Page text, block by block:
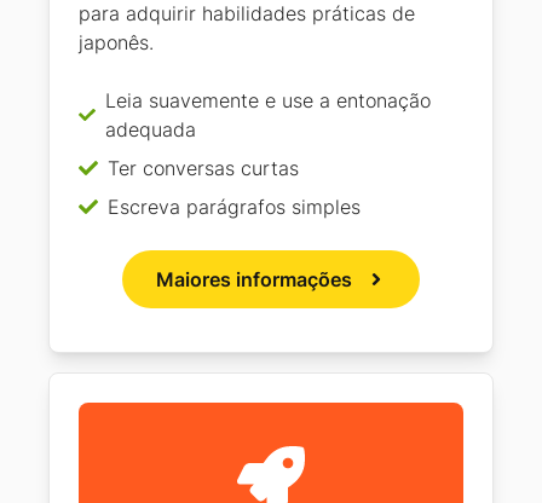
para adquirir habilidades práticas de
japonês.
Leia suavemente e use a entonação
adequada
Ter conversas curtas
Escreva parágrafos simples
Maiores informações